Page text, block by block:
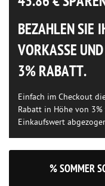
BEZAHLEN SIE
VORKASSE
3% RABATT.
Einfach im Checkout
Rabatt in Höhe von
Einkaufswert
% SOMMER